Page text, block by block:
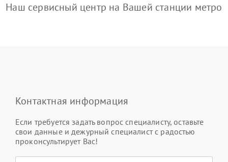
Наш сервисный центр на Вашей станции метро
Контактная информация
Если требуется задать вопрос специалисту, оставьте
свои данные и дежурный специалист с радостью
проконсультирует Вас!